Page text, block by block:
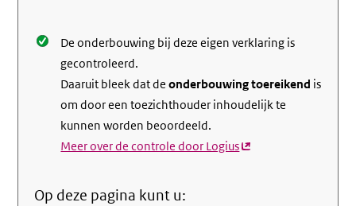
De onderbouwing bij deze eigen verklaring is
gecontroleerd.
Daaruit bleek dat deonderbouwing toereikend is
om door een toezichthouder inhoudelijk te
kunnen worden beoordeeld.
Meer over de controle door Logius(externe
Op deze pagina kunt u: